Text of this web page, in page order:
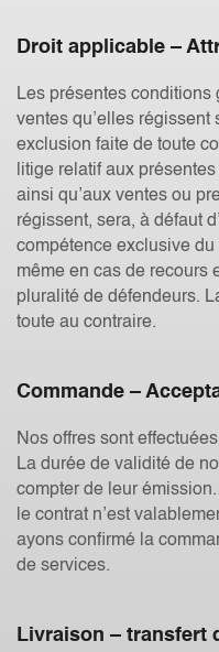
Droit applicable –
Les présentes
ventes qu’elles
exclusion faite de toute
litige relatif aux
ainsi qu’aux ventes ou
régissent, sera, à défaut
compétence exclusive
même en cas de recours
pluralité de défendeurs.
toute au contraire.
Commande –
Nos offres sont
La durée de validité de
compter de leur
le contrat n’est
ayons confirmé la
de services.
Livraison – transfert